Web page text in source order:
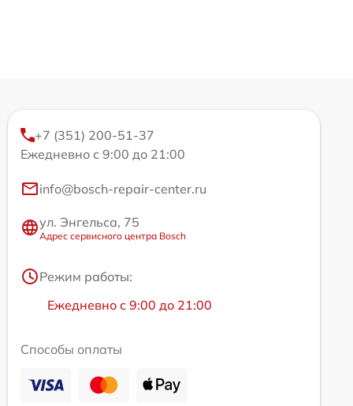
+7 (351) 200-51-37
Ежедневно с 9:00 до 21:00
info@bosch-repair-center.ru
ул. Энгельса, 75
Адрес сервисного центра Bosch
Режим работы:
Ежедневно с 9:00 до 21:00
Способы оплаты